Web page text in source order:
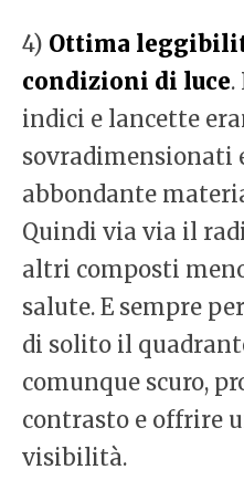
4) Ottima
condizioni di luce.
indici e lancette
sovradimensionati
abbondante
Quindi via via il
altri composti
salute. E sempre
di solito il
comunque scuro,
contrasto e offrire
visibilità.